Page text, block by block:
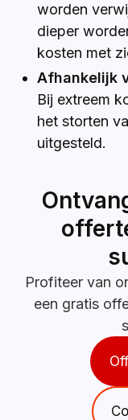
worden
dieper
kosten met
Afhankelijk
Bij extreem
het storten
uitgesteld.
Profiteer van
een gratis